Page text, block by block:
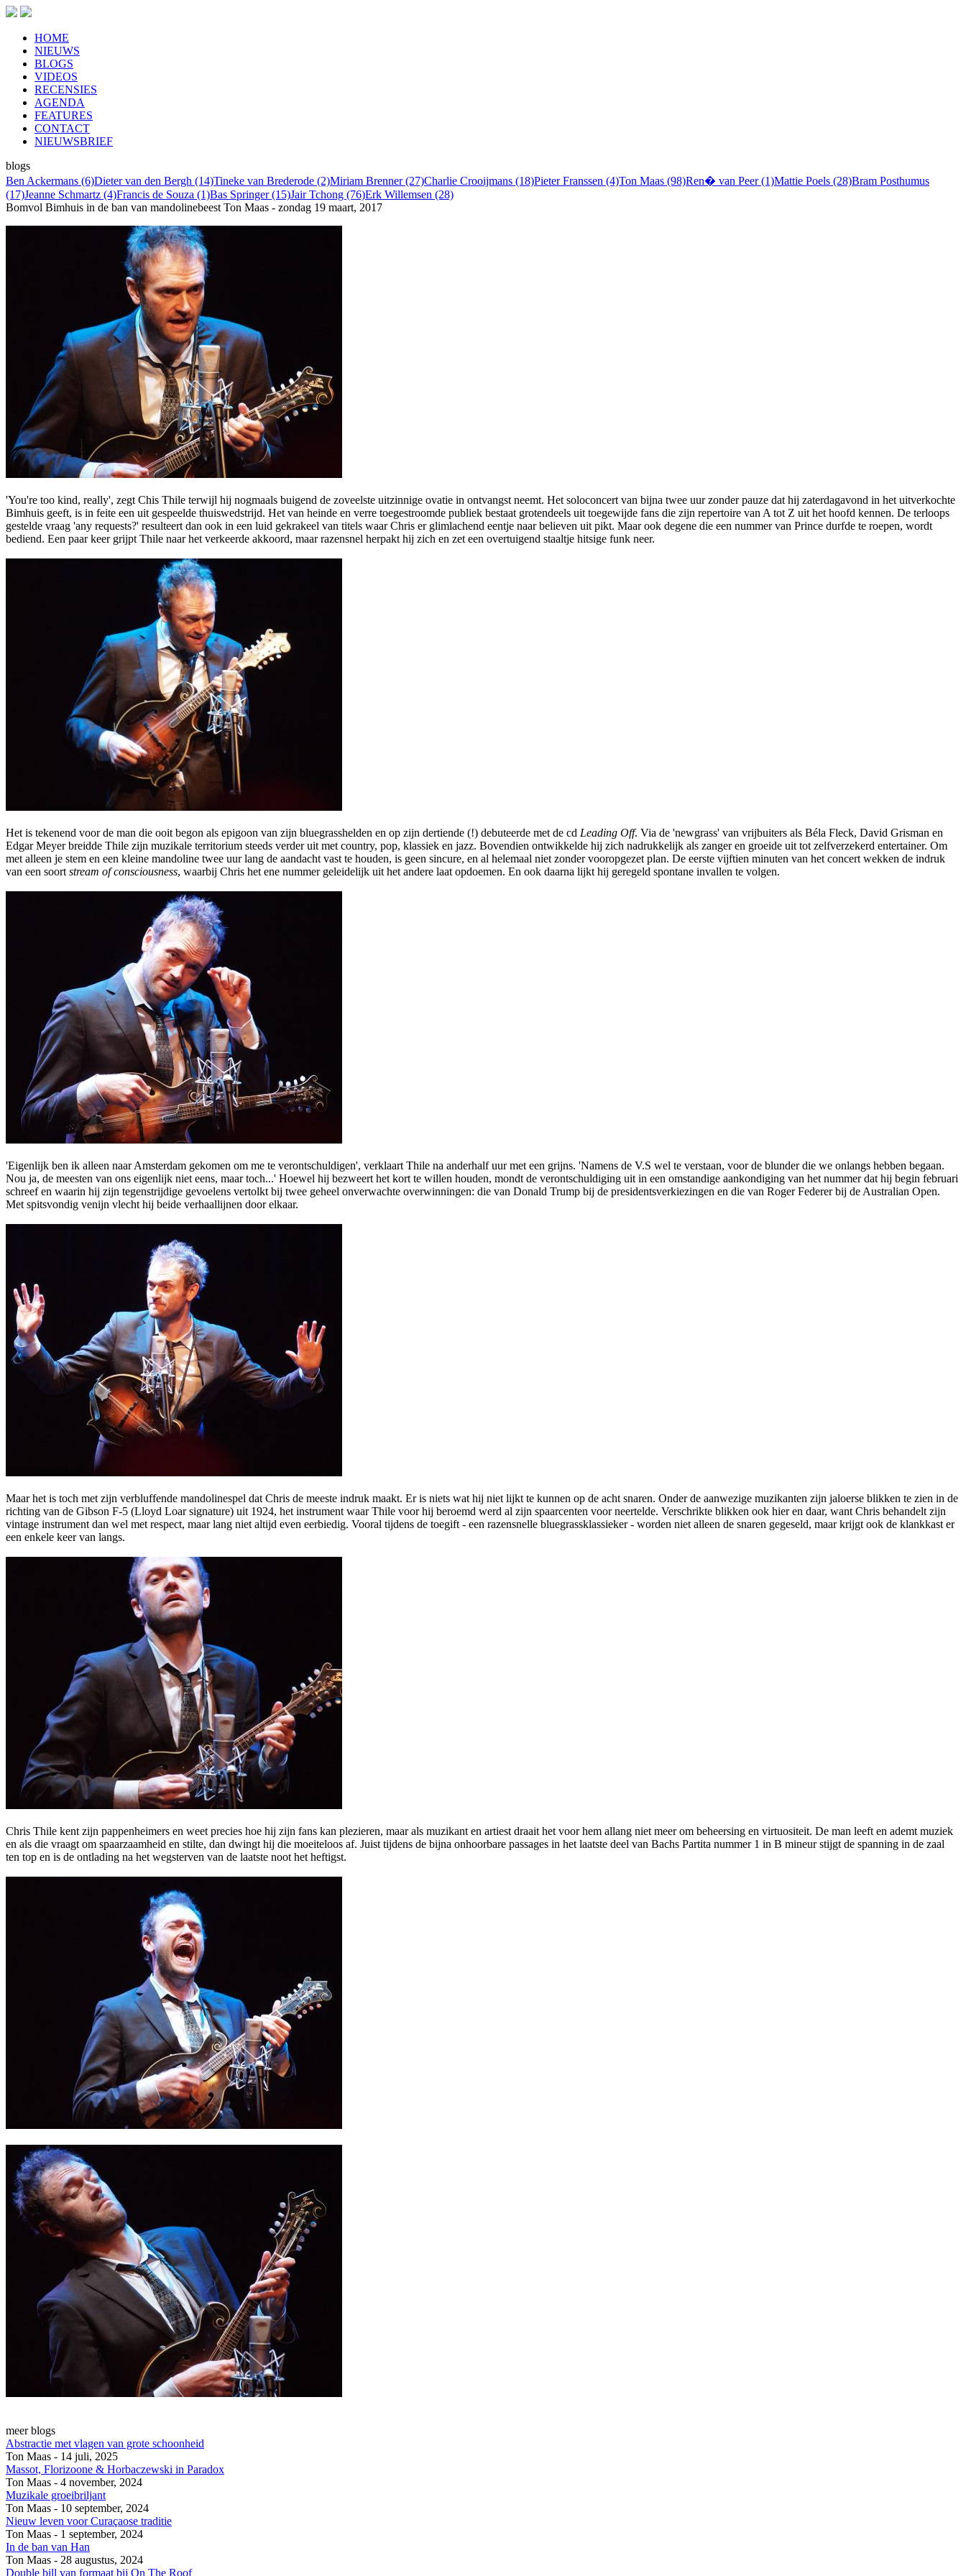
HOME
NIEUWS
BLOGS
VIDEOS
RECENSIES
AGENDA
FEATURES
CONTACT
NIEUWSBRIEF
blogs
Ben Ackermans (6)Dieter van den Bergh (14)Tineke van Brederode (2)Miriam Brenner (27)Charlie Crooijmans (18)Pieter Franssen (4)Ton Maas (98)Ren� van Peer (1)Mattie Poels (28)Bram Posthumus
(17)Jeanne Schmartz (4)Francis de Souza (1)Bas Springer (15)Jair Tchong (76)Erk Willemsen (28)
Bomvol Bimhuis in de ban van mandolinebeest Ton Maas - zondag 19 maart, 2017
'You're too kind, really', zegt Chis Thile terwijl hij nogmaals buigend de zoveelste uitzinnige ovatie in ontvangst neemt. Het soloconcert van bijna twee uur zonder pauze dat hij zaterdagavond in het uitverkochte
Bimhuis geeft, is in feite een uit gespeelde thuiswedstrijd. Het van heinde en verre toegestroomde publiek bestaat grotendeels uit toegewijde fans die zijn repertoire van A tot Z uit het hoofd kennen. De terloops
gestelde vraag 'any requests?' resulteert dan ook in een luid gekrakeel van titels waar Chris er glimlachend eentje naar believen uit pikt. Maar ook degene die een nummer van Prince durfde te roepen, wordt
bediend. Een paar keer grijpt Thile naar het verkeerde akkoord, maar razensnel herpakt hij zich en zet een overtuigend staaltje hitsige funk neer.
Het is tekenend voor de man die ooit begon als epigoon van zijn bluegrasshelden en op zijn dertiende (!) debuteerde met de cd Leading Off. Via de 'newgrass' van vrijbuiters als Béla Fleck, David Grisman en
Edgar Meyer breidde Thile zijn muzikale territorium steeds verder uit met country, pop, klassiek en jazz. Bovendien ontwikkelde hij zich nadrukkelijk als zanger en groeide uit tot zelfverzekerd entertainer. Om
met alleen je stem en een kleine mandoline twee uur lang de aandacht vast te houden, is geen sincure, en al helemaal niet zonder vooropgezet plan. De eerste vijftien minuten van het concert wekken de indruk
van een soort stream of consciousness, waarbij Chris het ene nummer geleidelijk uit het andere laat opdoemen. En ook daarna lijkt hij geregeld spontane invallen te volgen.
'Eigenlijk ben ik alleen naar Amsterdam gekomen om me te verontschuldigen', verklaart Thile na anderhalf uur met een grijns. 'Namens de V.S wel te verstaan, voor de blunder die we onlangs hebben begaan.
Nou ja, de meesten van ons eigenlijk niet eens, maar toch...' Hoewel hij bezweert het kort te willen houden, mondt de verontschuldiging uit in een omstandige aankondiging van het nummer dat hij begin februari
schreef en waarin hij zijn tegenstrijdige gevoelens vertolkt bij twee geheel onverwachte overwinningen: die van Donald Trump bij de presidentsverkiezingen en die van Roger Federer bij de Australian Open.
Met spitsvondig venijn vlecht hij beide verhaallijnen door elkaar.
Maar het is toch met zijn verbluffende mandolinespel dat Chris de meeste indruk maakt. Er is niets wat hij niet lijkt te kunnen op de acht snaren. Onder de aanwezige muzikanten zijn jaloerse blikken te zien in de
richting van de Gibson F-5 (Lloyd Loar signature) uit 1924, het instrument waar Thile voor hij beroemd werd al zijn spaarcenten voor neertelde. Verschrikte blikken ook hier en daar, want Chris behandelt zijn
vintage instrument dan wel met respect, maar lang niet altijd even eerbiedig. Vooral tijdens de toegift - een razensnelle bluegrassklassieker - worden niet alleen de snaren gegeseld, maar krijgt ook de klankkast er
een enkele keer van langs.
Chris Thile kent zijn pappenheimers en weet precies hoe hij zijn fans kan plezieren, maar als muzikant en artiest draait het voor hem allang niet meer om beheersing en virtuositeit. De man leeft en ademt muziek
en als die vraagt om spaarzaamheid en stilte, dan dwingt hij die moeiteloos af. Juist tijdens de bijna onhoorbare passages in het laatste deel van Bachs Partita nummer 1 in B mineur stijgt de spanning in de zaal
ten top en is de ontlading na het wegsterven van de laatste noot het heftigst.
meer blogs
Abstractie met vlagen van grote schoonheid
Ton Maas - 14 juli, 2025
Massot, Florizoone & Horbaczewski in Paradox
Ton Maas - 4 november, 2024
Muzikale groeibriljant
Ton Maas - 10 september, 2024
Nieuw leven voor Curaçaose traditie
Ton Maas - 1 september, 2024
In de ban van Han
Ton Maas - 28 augustus, 2024
Double bill van formaat bij On The Roof